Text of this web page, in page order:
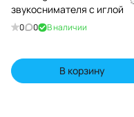
звукоснимателя с иглой
0 0 В наличии
В корзину